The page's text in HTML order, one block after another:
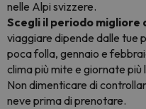
nelle Alpi svizzere.
Scegli il periodo migliore
viaggiare dipende dalle tue
poca folla, gennaio e
clima più mite e giornate
Non dimenticare di
neve prima di prenotare.